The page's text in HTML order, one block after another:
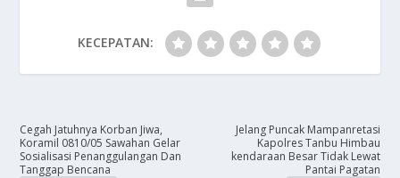
KECEPATAN:
​Cegah Jatuhnya Korban Jiwa,
Koramil 0810/05 Sawahan Gelar
Sosialisasi Penanggulangan Dan
Tanggap Bencana
Jelang Puncak Mampanretasi
Kapolres Tanbu Himbau
kendaraan Besar Tidak Lewat
Pantai Pagatan